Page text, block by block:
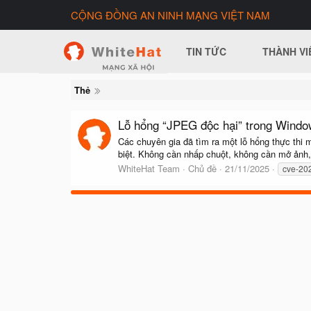
CỘNG ĐỒNG AN NINH MẠNG VIỆT NAM
TIN TỨC THÀNH
Thẻ
Lỗ hổng “JPEG độc hại” trong
Các chuyên gia đã tìm ra một lỗ hổng thực thi
biệt. Không cần nhấp chuột, không cần mở
WhiteHat Team
Chủ đề 21/11/2025 cve-